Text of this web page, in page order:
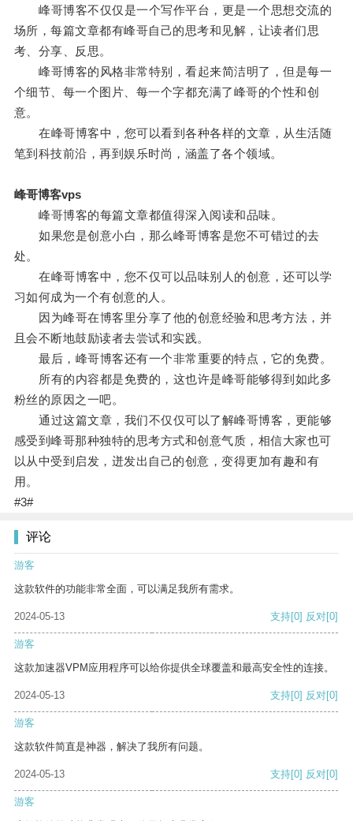
峰哥博客不仅仅是一个写作平台，更是一个思想交流的
场所，每篇文章都有峰哥自己的思考和见解，让读者们思
考、分享、反思。
峰哥博客的风格非常特别，看起来简洁明了，但是每一
个细节、每一个图片、每一个字都充满了峰哥的个性和创
意。
在峰哥博客中，您可以看到各种各样的文章，从生活随
笔到科技前沿，再到娱乐时尚，涵盖了各个领域。
峰哥博客vps
峰哥博客的每篇文章都值得深入阅读和品味。
如果您是创意小白，那么峰哥博客是您不可错过的去
处。
在峰哥博客中，您不仅可以品味别人的创意，还可以学
习如何成为一个有创意的人。
因为峰哥在博客里分享了他的创意经验和思考方法，并
且会不断地鼓励读者去尝试和实践。
最后，峰哥博客还有一个非常重要的特点，它的免费。
所有的内容都是免费的，这也许是峰哥能够得到如此多
粉丝的原因之一吧。
通过这篇文章，我们不仅仅可以了解峰哥博客，更能够
感受到峰哥那种独特的思考方式和创意气质，相信大家也可
以从中受到启发，迸发出自己的创意，变得更加有趣和有
用。
#3#
评论
游客
这款软件的功能非常全面，可以满足我所有需求。
2024-05-13 支持[0] 反对[0]
游客
这款加速器VPM应用程序可以给你提供全球覆盖和最高安全性的连接。
2024-05-13 支持[0] 反对[0]
游客
这款软件简直是神器，解决了我所有问题。
2024-05-13 支持[0] 反对[0]
游客